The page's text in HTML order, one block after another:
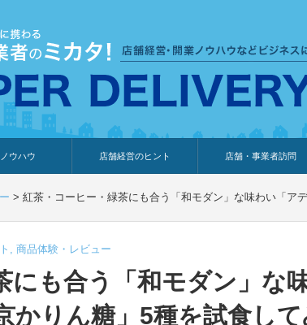
ウハウ
道のり
報
店舗経営のヒント
ウェブ集客・販売促進
仕入れ
展示会情報
接客・販売
知識情報
販促カレンダー
集客・販売促進
店舗・事業者訪問
アパレル店
カフェ・飲食店
ペットサロン
メーカー
他の業種
美容サロン
薬局
観光・ホテル旅館宿泊業
雑貨店
食料品店
> 紅茶・コーヒー・緑茶にも合う「和モダン」な味わい「ア
, 商品体験・レビュー
にも合う「和モダン」な
かりん糖」5種を試食して